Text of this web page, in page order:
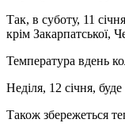
Так, в суботу, 11
крім Закарпатської,
Температура вдень
Неділя, 12 січня,
Також збережеться